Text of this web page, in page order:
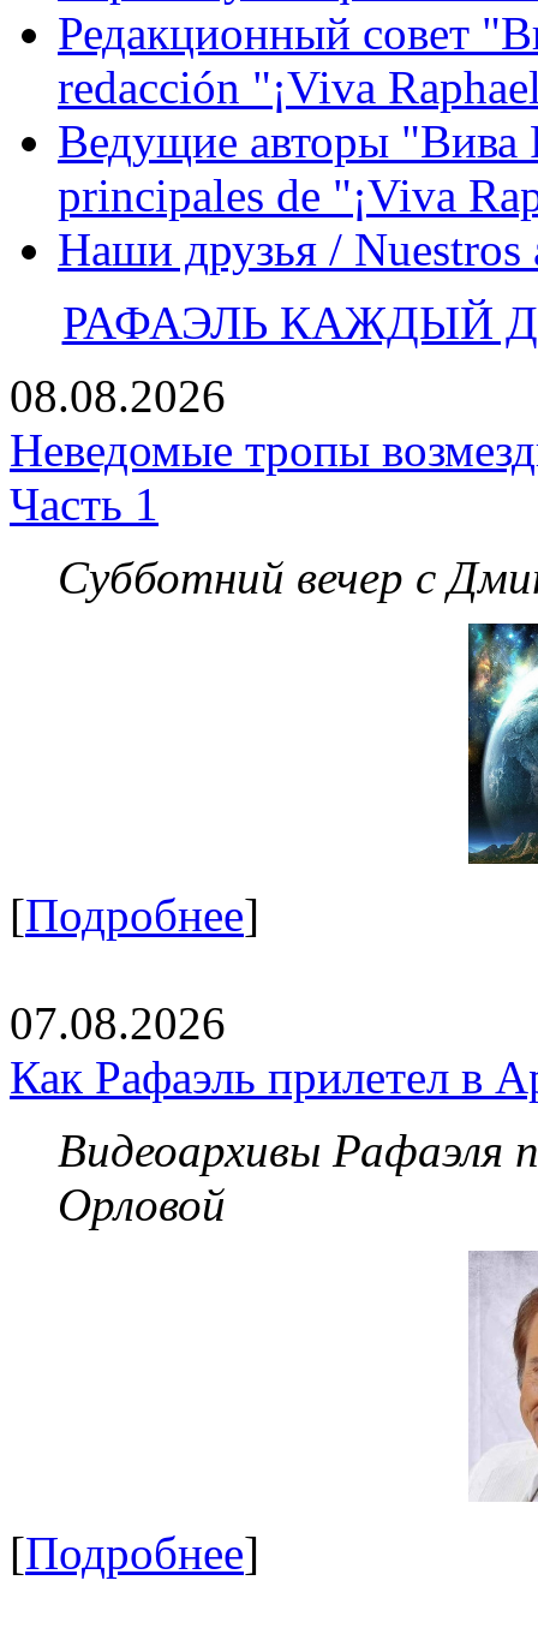
Редакционный совет
redacción "¡Viva
Ведущие авторы "Вива
principales de "¡Viva
Наши друзья / Nuestros
РАФАЭЛЬ КАЖДЫЙ
08.08.2026
Неведомые тропы
Часть 1
Субботний вечер с
[Подробнее]
07.08.2026
Как Рафаэль прилетел в
Видеоархивы Рафаэля
Орловой
[Подробнее]